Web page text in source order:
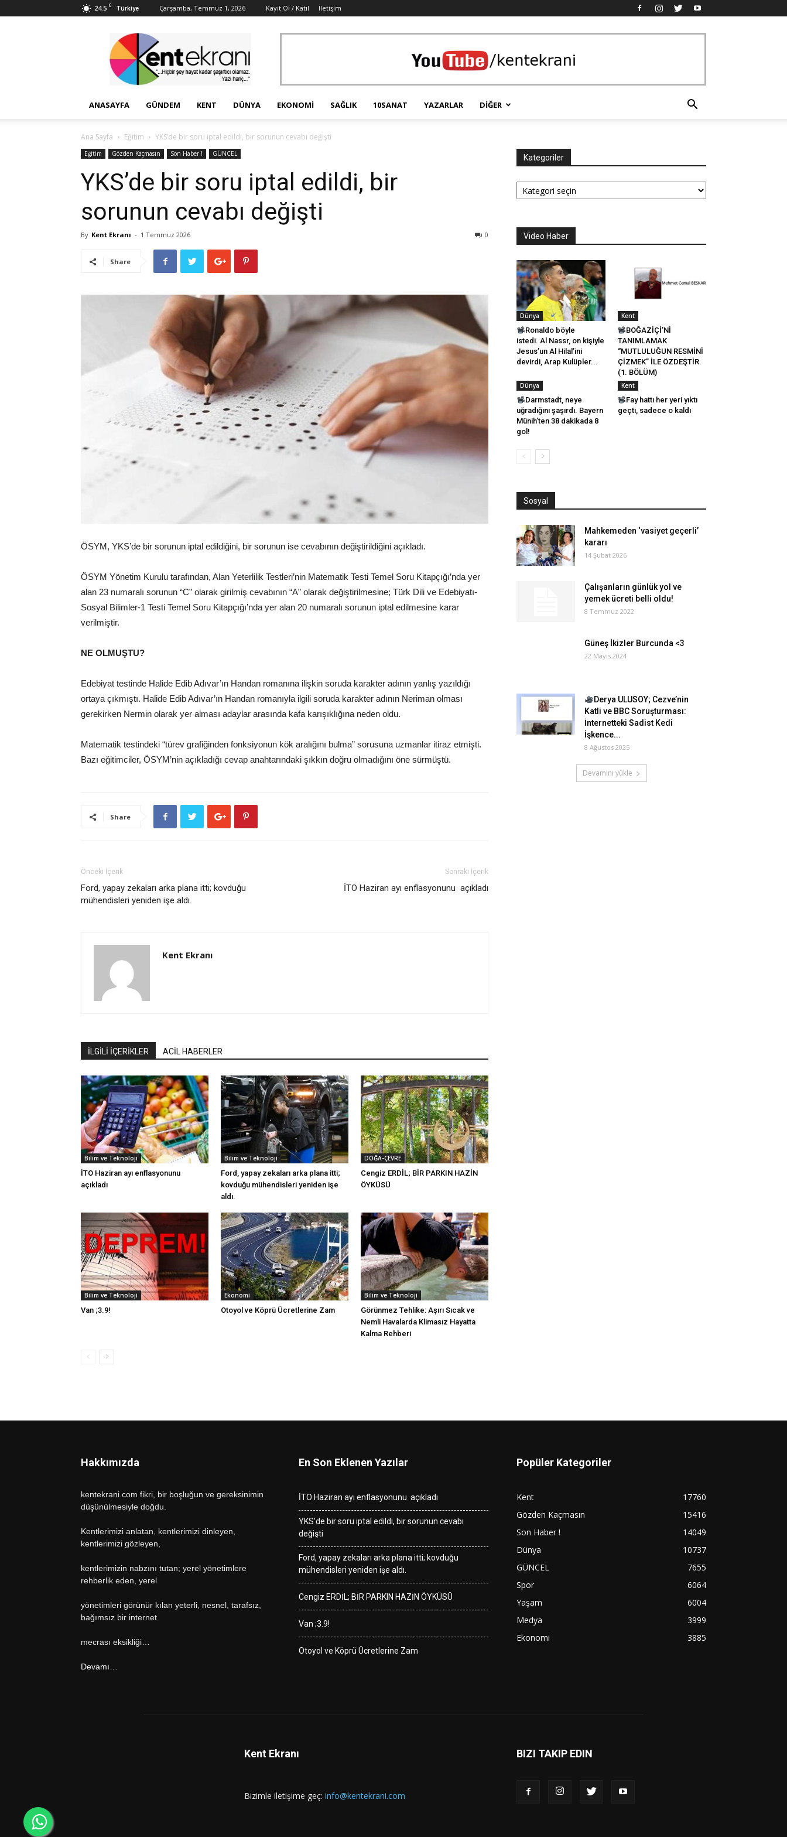
24.5 C Türkiye Çarşamba, Temmuz 1, 2026 Kayıt Ol / Katıl İletişim
Ekranı
ANASAYFA GÜNDEM KENT DÜNYA EKONOMI SAĞLIK 10SANAT YAZARLAR DIĞER
Ana Sayfa Eğitim YKS’de bir soru iptal edildi, bir sorunun cevabı değişti
Eğitim Gözden Kaçmasın Son Haber ! GÜNCEL
YKS’de bir soru iptal edildi, bir
sorunun cevabı değişti
By Kent Ekranı - 1 Temmuz 2026 0
Share
ÖSYM, YKS’de bir sorunun iptal edildiğini, bir sorunun ise cevabının değiştirildiğini açıkladı.
ÖSYM Yönetim Kurulu tarafından, Alan Yeterlilik Testleri’nin Matematik Testi Temel Soru Kitapçığı’nda yer
alan 23 numaralı sorunun “C” olarak girilmiş cevabının “A” olarak değiştirilmesine; Türk Dili ve Edebiyatı-
Sosyal Bilimler-1 Testi Temel Soru Kitapçığı’nda yer alan 20 numaralı sorunun iptal edilmesine karar
verilmiştir.
NE OLMUŞTU?
Edebiyat testinde Halide Edib Adıvar’ın Handan romanına ilişkin soruda karakter adının yanlış yazıldığı
ortaya çıkmıştı. Halide Edib Adıvar’ın Handan romanıyla ilgili soruda karakter adının Neriman olması
gerekirken Nermin olarak yer alması adaylar arasında kafa karışıklığına neden oldu.
Matematik testindeki “türev grafiğinden fonksiyonun kök aralığını bulma” sorusuna uzmanlar itiraz etmişti.
Bazı eğitimciler, ÖSYM’nin açıkladığı cevap anahtarındaki şıkkın doğru olmadığını öne sürmüştü.
Share
Önceki İçerik
Ford, yapay zekaları arka plana itti; kovduğu
mühendisleri yeniden işe aldı.
Sonraki İçerik
İTO Haziran ayı enflasyonunu açıkladı
Kent Ekranı
İLGİLİ İÇERİKLER ACİL HABERLER
Bilim ve Teknoloji
İTO Haziran ayı enflasyonunu
açıkladı
Bilim ve Teknoloji
Ford, yapay zekaları arka plana itti;
kovduğu mühendisleri yeniden işe
aldı.
DOĞA-ÇEVRE
Cengiz ERDİL; BİR PARKIN HAZİN
ÖYKÜSÜ
Bilim ve Teknoloji
Van ;3.9!
Ekonomi
Otoyol ve Köprü Ücretlerine Zam
Bilim ve Teknoloji
Görünmez Tehlike: Aşırı Sıcak ve
Nemli Havalarda Klimasız Hayatta
Kalma Rehberi
Kategoriler
Kategoriler
Video Haber
Dünya
Ronaldo böyle
istedi. Al Nassr, on kişiyle
Jesus’un Al Hilal’ini
devirdi, Arap Kulüpler...
Kent
BOĞAZİÇİ’Nİ
TANIMLAMAK
“MUTLULUĞUN RESMİNİ
ÇİZMEK” İLE ÖZDEŞTİR.
(1. BÖLÜM)
Dünya
Darmstadt, neye
uğradığını şaşırdı. Bayern
Münih’ten 38 dakikada 8
gol!
Kent
Fay hattı her yeri yıktı
geçti, sadece o kaldı
Sosyal
Mahkemeden ‘vasiyet geçerli’
kararı
14 Şubat 2026
Çalışanların günlük yol ve
yemek ücreti belli oldu!
8 Temmuz 2022
Güneş İkizler Burcunda <3
22 Mayıs 2024
Derya ULUSOY; Cezve’nin
Katli ve BBC Soruşturması:
İnternetteki Sadist Kedi
İşkence...
8 Ağustos 2025
Devamını yükle
Hakkımızda
kentekrani.com fikri, bir boşluğun ve gereksinimin
düşünülmesiyle doğdu.
Kentlerimizi anlatan, kentlerimizi dinleyen,
kentlerimizi gözleyen,
kentlerimizin nabzını tutan; yerel yönetimlere
rehberlik eden, yerel
yönetimleri görünür kılan yeterli, nesnel, tarafsız,
bağımsız bir internet
mecrası eksikliği…
Devamı…
En Son Eklenen Yazılar
İTO Haziran ayı enflasyonunu açıkladı
YKS’de bir soru iptal edildi, bir sorunun cevabı
değişti
Ford, yapay zekaları arka plana itti; kovduğu
mühendisleri yeniden işe aldı.
Cengiz ERDİL; BİR PARKIN HAZİN ÖYKÜSÜ
Van ;3.9!
Otoyol ve Köprü Ücretlerine Zam
Popüler Kategoriler
Kent
17760
Gözden Kaçmasın
15416
Son Haber !
14049
Dünya
10737
GÜNCEL
7655
Spor
6064
Yaşam
6004
Medya
3999
Ekonomi
3885
Kent Ekranı
Bizimle iletişime geç: info@kentekrani.com
BIZI TAKIP EDIN